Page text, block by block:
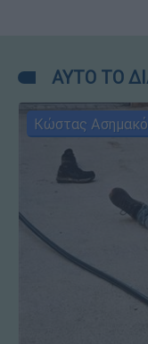
ΑΥΤΟ ΤΟ
Κώστας